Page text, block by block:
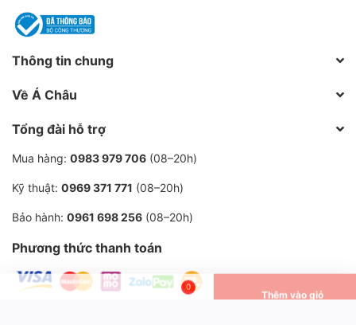
Thông tin chung
Về Á Châu
Tổng đài hỗ trợ
Mua hàng: 0983 979 706 (08–20h)
Kỹ thuật: 0969 371 771 (08–20h)
Bảo hành: 0961 698 256 (08–20h)
Phương thức thanh toán
Nhắn tin Gọi điện
0
Giỏ hàng
Liên Hệ